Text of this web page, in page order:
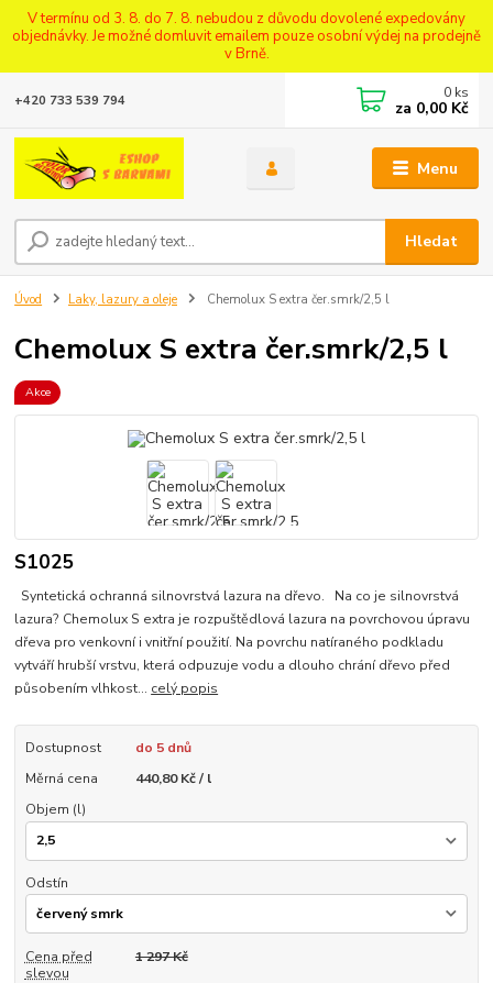
V termínu od 3. 8. do 7. 8. nebudou z důvodu dovolené expedovány
objednávky. Je možné domluvit emailem pouze osobní výdej na prodejně
v Brně.
Menu
Hledat
+420 733 539 794 0 ks
za 0,00 Kč
Úvod Laky, lazury a oleje Chemolux S extra čer.smrk/2,5 l
Chemolux S extra čer.smrk/2,5 l
Akce
S1025
Syntetická ochranná silnovrstvá lazura na dřevo. Na co je silnovrstvá
lazura? Chemolux S extra je rozpuštědlová lazura na povrchovou úpravu
dřeva pro venkovní i vnitřní použití. Na povrchu natíraného podkladu
vytváří hrubší vrstvu, která odpuzuje vodu a dlouho chrání dřevo před
působením vlhkost... celý popis
Dostupnost
do 5 dnů
Měrná cena
440,80 Kč / l
Objem (l)
Odstín
Cena před
slevou
1 297 Kč